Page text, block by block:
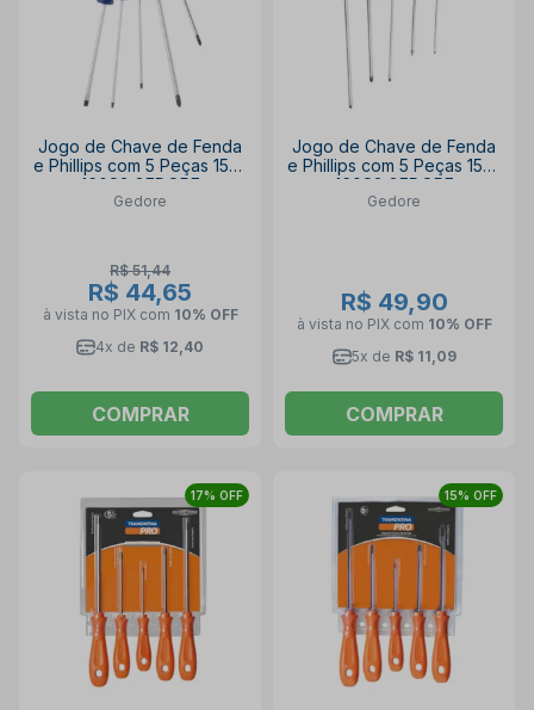
Jogo de Chave de Fenda
e Phillips com 5 Peças 150-
160S3 GEDORE
Gedore
R$ 51,44
R$ 44,65
à vista no PIX com 10% OFF
4x de R$ 12,40
COMPRAR
Jogo de Chave de Fenda
e Phillips com 5 Peças 150-
160S2 GEDORE
Gedore
R$ 49,90
à vista no PIX com 10% OFF
5x de R$ 11,09
COMPRAR
17% OFF 15% OFF